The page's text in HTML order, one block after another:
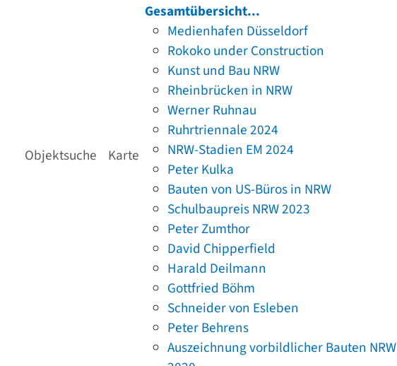
Objektsuche Karte
Gesamtübersicht...
Medienhafen Düsseldorf
Rokoko under Construction
Kunst und Bau NRW
Rheinbrücken in NRW
Werner Ruhnau
Ruhrtriennale 2024
NRW-Stadien EM 2024
Peter Kulka
Bauten von US-Büros in NRW
Schulbaupreis NRW 2023
Peter Zumthor
David Chipperfield
Harald Deilmann
Gottfried Böhm
Schneider von Esleben
Peter Behrens
Auszeichnung vorbildlicher Bauten NRW